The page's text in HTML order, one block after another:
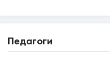
Педагоги